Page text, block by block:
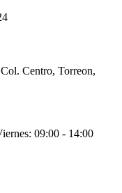
Centro, Torreon,
09:00 - 14:00